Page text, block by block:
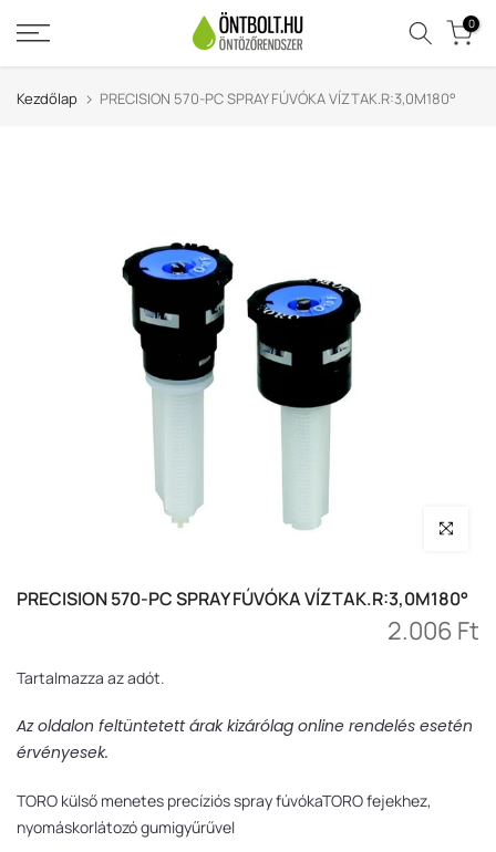
Ugrás
a
tartalomra
0
Kezdőlap PRECISION 570-PC SPRAY FÚVÓKA VÍZTAK.R:3,0M180°
Nagyítás
PRECISION 570-PC SPRAY FÚVÓKA VÍZTAK.R:3,0M180°
2.006 Ft
Tartalmazza az adót.
Az oldalon feltüntetett árak kizárólag online rendelés esetén
érvényesek.
TORO külső menetes precíziós spray fúvókaTORO fejekhez,
nyomáskorlátozó gumigyűrűvel